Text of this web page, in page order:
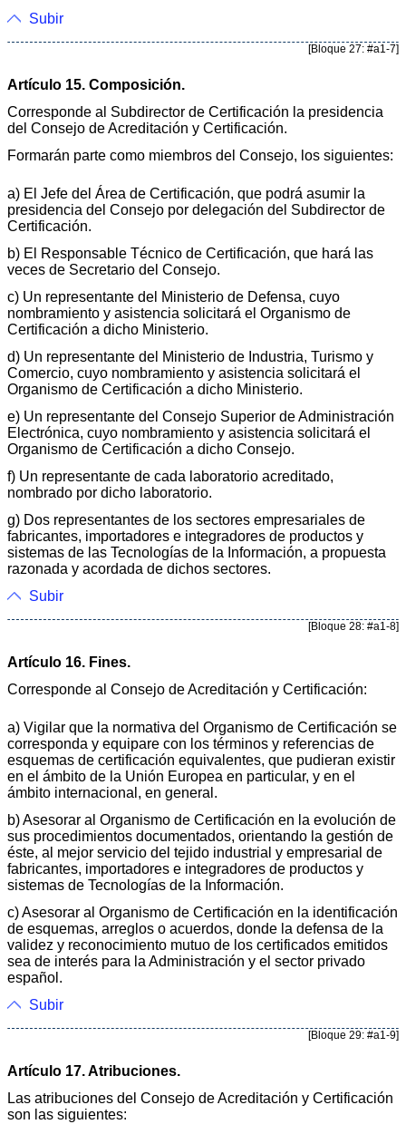
Subir
[Bloque 27: #a1-7]
Artículo 15. Composición.
Corresponde al Subdirector de Certificación la presidencia
del Consejo de Acreditación y Certificación.
Formarán parte como miembros del Consejo, los siguientes:
a) El Jefe del Área de Certificación, que podrá asumir la
presidencia del Consejo por delegación del Subdirector de
Certificación.
b) El Responsable Técnico de Certificación, que hará las
veces de Secretario del Consejo.
c) Un representante del Ministerio de Defensa, cuyo
nombramiento y asistencia solicitará el Organismo de
Certificación a dicho Ministerio.
d) Un representante del Ministerio de Industria, Turismo y
Comercio, cuyo nombramiento y asistencia solicitará el
Organismo de Certificación a dicho Ministerio.
e) Un representante del Consejo Superior de Administración
Electrónica, cuyo nombramiento y asistencia solicitará el
Organismo de Certificación a dicho Consejo.
f) Un representante de cada laboratorio acreditado,
nombrado por dicho laboratorio.
g) Dos representantes de los sectores empresariales de
fabricantes, importadores e integradores de productos y
sistemas de las Tecnologías de la Información, a propuesta
razonada y acordada de dichos sectores.
Subir
[Bloque 28: #a1-8]
Artículo 16. Fines.
Corresponde al Consejo de Acreditación y Certificación:
a) Vigilar que la normativa del Organismo de Certificación se
corresponda y equipare con los términos y referencias de
esquemas de certificación equivalentes, que pudieran existir
en el ámbito de la Unión Europea en particular, y en el
ámbito internacional, en general.
b) Asesorar al Organismo de Certificación en la evolución de
sus procedimientos documentados, orientando la gestión de
éste, al mejor servicio del tejido industrial y empresarial de
fabricantes, importadores e integradores de productos y
sistemas de Tecnologías de la Información.
c) Asesorar al Organismo de Certificación en la identificación
de esquemas, arreglos o acuerdos, donde la defensa de la
validez y reconocimiento mutuo de los certificados emitidos
sea de interés para la Administración y el sector privado
español.
Subir
[Bloque 29: #a1-9]
Artículo 17. Atribuciones.
Las atribuciones del Consejo de Acreditación y Certificación
son las siguientes: